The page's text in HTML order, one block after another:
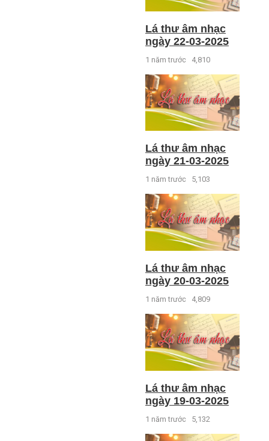
Lá thư âm nhạc
ngày 22-03-2025
1 năm trước 4,810
Lá thư âm nhạc
ngày 21-03-2025
1 năm trước 5,103
Lá thư âm nhạc
ngày 20-03-2025
1 năm trước 4,809
Lá thư âm nhạc
ngày 19-03-2025
1 năm trước 5,132